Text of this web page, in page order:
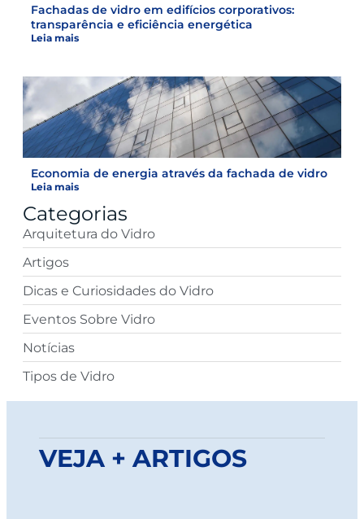
Fachadas de vidro em edifícios corporativos:
transparência e eficiência energética
Leia mais
Economia de energia através da fachada de vidro
Leia mais
Categorias
Arquitetura do Vidro
Artigos
Dicas e Curiosidades do Vidro
Eventos Sobre Vidro
Notícias
Tipos de Vidro
VEJA + ARTIGOS